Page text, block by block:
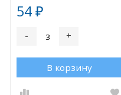
54₽
- +
В корзину